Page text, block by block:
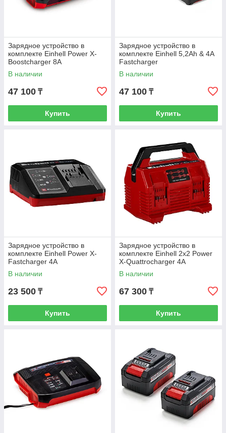
Зарядное устройство в
комплекте Einhell Power X-
Boostcharger 8A
В наличии
47 100 ₸
Купить
Зарядное устройство в
комплекте Einhell 5,2Ah & 4A
Fastcharger
В наличии
47 100 ₸
Купить
Зарядное устройство в
комплекте Einhell Power X-
Fastcharger 4A
В наличии
23 500 ₸
Купить
Зарядное устройство в
комплекте Einhell 2x2 Power
X-Quattrocharger 4A
В наличии
67 300 ₸
Купить